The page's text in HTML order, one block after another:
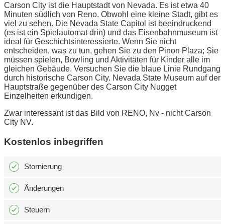
Carson City ist die Hauptstadt von Nevada. Es ist etwa 40
Minuten südlich von Reno. Obwohl eine kleine Stadt, gibt es
viel zu sehen. Die Nevada State Capitol ist beeindruckend
(es ist ein Spielautomat drin) und das Eisenbahnmuseum ist
ideal für Geschichtsinteressierte. Wenn Sie nicht
entscheiden, was zu tun, gehen Sie zu den Pinon Plaza; Sie
müssen spielen, Bowling und Aktivitäten für Kinder alle im
gleichen Gebäude. Versuchen Sie die blaue Linie Rundgang
durch historische Carson City. Nevada State Museum auf der
Hauptstraße gegenüber des Carson City Nugget
Einzelheiten erkundigen.
Zwar interessant ist das Bild von RENO, Nv - nicht Carson
City NV.
Kostenlos inbegriffen
Stornierung
Änderungen
Steuern